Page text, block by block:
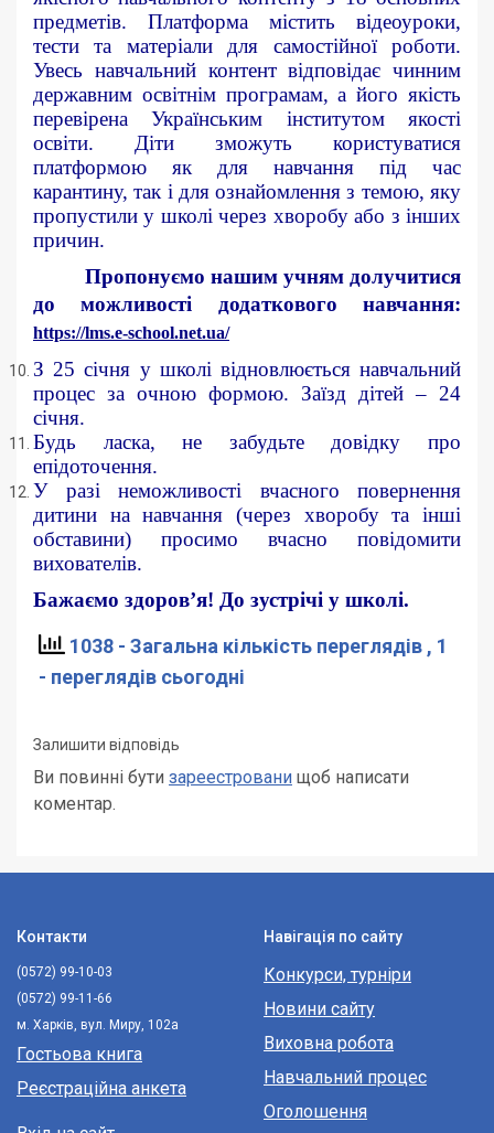
предметів. Платформа містить відеоуроки,
тести та матеріали для самостійної роботи.
Увесь навчальний контент відповідає чинним
державним освітнім програмам, а його якість
перевірена Українським інститутом якості
освіти. Діти зможуть користуватися
платформою як для навчання під час
карантину, так і для ознайомлення з темою, яку
пропустили у школі через хворобу або з інших
причин.
Пропонуємо нашим учням долучитися
до можливості додаткового навчання:
https://lms.e-school.net.ua/
З 25 січня у школі відновлюється навчальний
процес за очною формою. Заїзд дітей – 24
січня.
Будь ласка, не забудьте довідку про
епідоточення.
У разі неможливості вчасного повернення
дитини на навчання (через хворобу та інші
обставини) просимо вчасно повідомити
вихователів.
Бажаємо здоров’я! До зустрічі у школі.
1038 - Загальна кількість переглядів , 1
- переглядів сьогодні
Залишити відповідь
Ви повинні бути зареестровани щоб написати
коментар.
Навігація по сайту
Конкурси, турніри
Новини сайту
Виховна робота
Навчальний процес
Оголошення
Контакти
(0572) 99-10-03
(0572) 99-11-66
м. Харків, вул. Миру, 102а
Гостьова книга
Реєстраційна анкета